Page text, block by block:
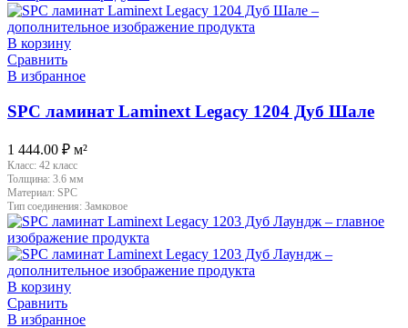
В корзину
Сравнить
В избранное
SPC ламинат Laminext Legacy 1204 Дуб Шале
1 444.00 ₽ м²
Класс: 42 класс
Толщина: 3.6 мм
Материал: SPC
Тип соединения: Замковое
В корзину
Сравнить
В избранное